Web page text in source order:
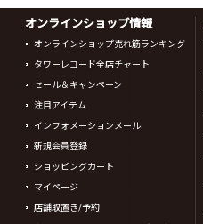
オンラインショップ情報
オンラインショップ売れ筋ランキング
タワーレコード全店チャート
セール＆キャンペーン
注目アイテム
インフォメーションメール
新規会員登録
ショッピングカート
マイページ
店舗取置き/予約